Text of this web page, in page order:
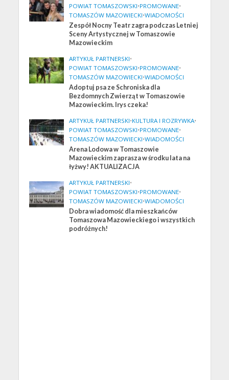
POWIAT TOMASZOWSKI•PROMOWANE•
TOMASZÓW MAZOWIECKI•WIADOMOŚCI
Zespół Nocny Teatr zagra podczas Letniej
Sceny Artystycznej w Tomaszowie
Mazowieckim
ARTYKUŁ PARTNERSKI•
POWIAT TOMASZOWSKI•PROMOWANE•
TOMASZÓW MAZOWIECKI•WIADOMOŚCI
Adoptuj psa ze Schroniska dla
Bezdomnych Zwierząt w Tomaszowie
Mazowieckim. Irys czeka!
ARTYKUŁ PARTNERSKI•KULTURA I ROZRYWKA•
POWIAT TOMASZOWSKI•PROMOWANE•
TOMASZÓW MAZOWIECKI•WIADOMOŚCI
Arena Lodowa w Tomaszowie
Mazowieckim zaprasza w środku lata na
łyżwy! AKTUALIZACJA
ARTYKUŁ PARTNERSKI•
POWIAT TOMASZOWSKI•PROMOWANE•
TOMASZÓW MAZOWIECKI•WIADOMOŚCI
Dobra wiadomość dla mieszkańców
Tomaszowa Mazowieckiego i wszystkich
podróżnych!